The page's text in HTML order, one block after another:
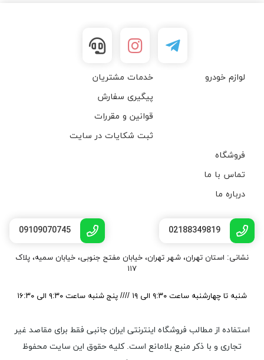
لوازم خودرو
خدمات مشتریان
پیگیری سفارش
قوانین و مقررات
ثبت شکایات در سایت
فروشگاه
تماس با ما
درباره ما
02188349819
09109070745
نشانی: استان تهران، شهر تهران، خیابان مفتح جنوبی، خیابان سمیه، پلاک
۱۱۷
شنبه تا چهارشنبه ساعت ۹:۳۰ الی ۱۹ //// پنج شنبه ساعت ۹:۳۰ الی ۱۶:۳۰
استفاده از مطالب فروشگاه اینترنتی ایران جانبی فقط برای مقاصد غیر
تجاری و با ذکر منبع بلامانع است. کليه حقوق اين سايت محفوظ